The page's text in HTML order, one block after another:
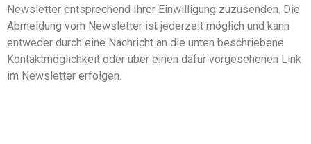
Newsletter entsprechend Ihrer Einwilligung zuzusenden. Die
Abmeldung vom Newsletter ist jederzeit möglich und kann
entweder durch eine Nachricht an die unten beschriebene
Kontaktmöglichkeit oder über einen dafür vorgesehenen Link
im Newsletter erfolgen.